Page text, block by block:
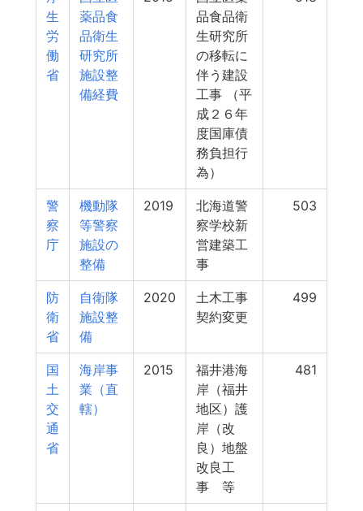
生
労
働
省
薬品食
品衛生
研究所
施設整
備経費
品食品衛
生研究所
の移転に
伴う建設
工事 （平
成２６年
度国庫債
務負担行
為）
警
察
庁
機動隊
等警察
施設の
整備
2019
北海道警
察学校新
営建築工
事
503
防
衛
省
自衛隊
施設整
備
2020
土木工事
契約変更
499
国
土
交
通
省
海岸事
業（直
轄）
2015
福井港海
岸（福井
地区）護
岸（改
良）地盤
改良工
事 等
481